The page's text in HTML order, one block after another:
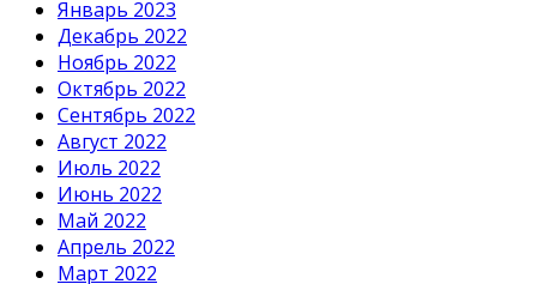
Январь 2023
Декабрь 2022
Ноябрь 2022
Октябрь 2022
Сентябрь 2022
Август 2022
Июль 2022
Июнь 2022
Май 2022
Апрель 2022
Март 2022